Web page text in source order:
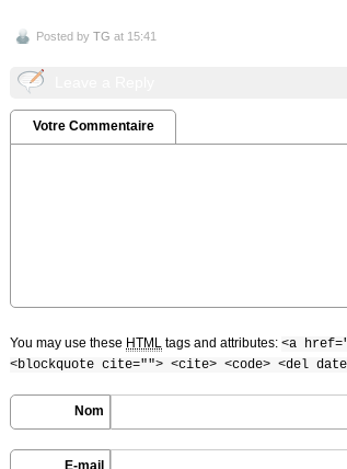
Posted by TG at 15:41
Votre Commentaire
You may use these HTML tags and attributes: <a
<blockquote cite=""> <cite> <code> <del
Nom
E-mail